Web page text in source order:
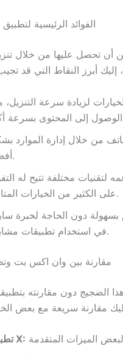
الفوائد الرئيسية
أن تحصل عليها من خلال
لزيادة سرعة التنزيل،
من خلال إدارة الموارد
أفضل.
مختلفة تتيح له
على الكثير من الخيارات المتاحة.
دون الحاجة لخبرة
في استخدام تطبيقات مشابهة.
مقارنة بين وان اكس بت
الضجيج دون مقارنته
تطبيق X: